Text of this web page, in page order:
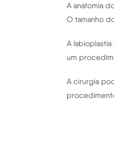
A anatomia
O tamanho
A
um
A cirurgia